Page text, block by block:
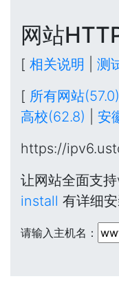
网站
[ 相关说明 测
[ 所有网站(57.0)
高校(62.8)
安
https://
让网站全面支
install 有详细
请输入主机名：